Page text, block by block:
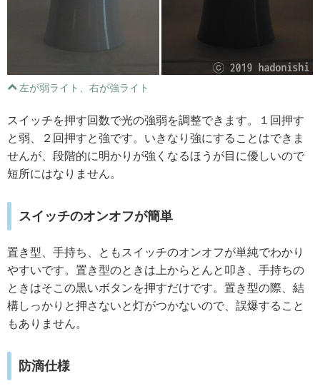
左が弱ライト、右が強ライト
スイッチを押す回数で光の強弱を調整できます。１回押す
と弱、２回押すと強です。いきなり強にすることはできま
せんが、段階的に明かりが強くなるほうが目に優しいので
短所にはなりません。
スイッチのオンオフが簡単
置き型、手持ち、ともスイッチのオンオフが単純でわかり
やすいです。置き型のときは上からとんと叩き、手持ちの
ときはそこの黒いボタンを押すだけです。置き型の際、結
構しっかりと押さないと灯がつかないので、誤爆すること
もありません。
防滴仕様